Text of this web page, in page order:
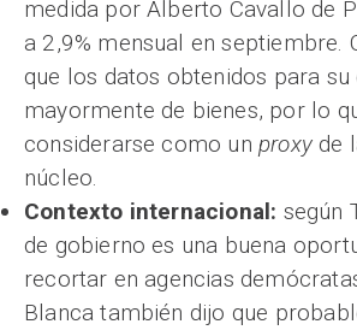
medida por Alberto Cavallo de
a 2,9% mensual en septiembre.
que los datos obtenidos para
mayormente de bienes, por lo
considerarse como un proxyde
núcleo.
Contexto internacional: según
de gobierno es una buena
recortar en agencias
Blanca también dijo que